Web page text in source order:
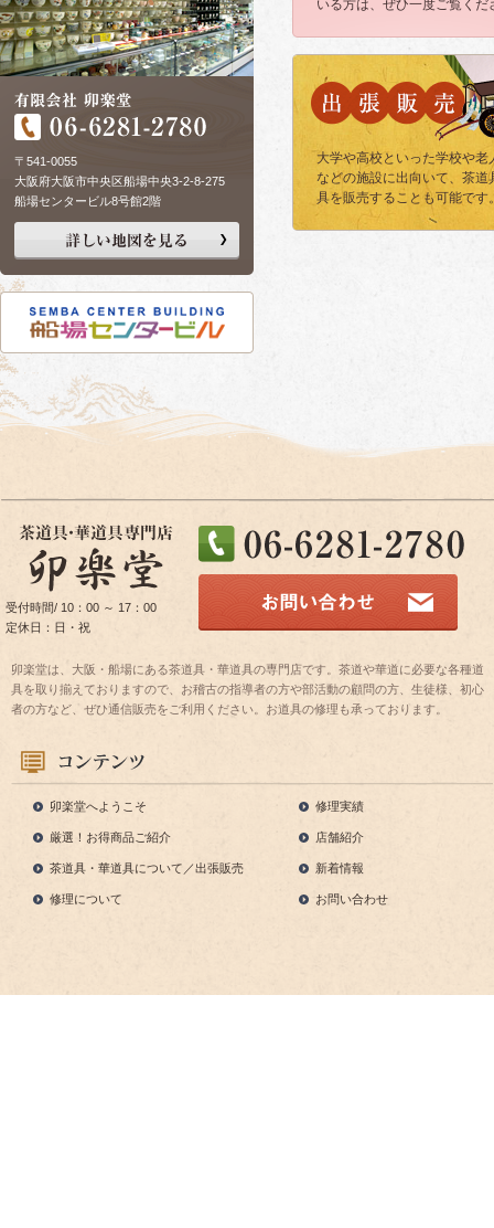
〒541-0055
大阪府大阪市中央区船場中央3-2-8-275
船場センタービル8号館2階
2020/04/21 新型コロ
2020/04/09 新型コロ
2019/11/21 当店は「
2018/12/28 年末年始
2018/10/17 秋の超
2018/10/02 10月7日
2018/09/29
2018/09/27
いる方は、ぜひ一度ご覧くだ
大学や高校といった学校や老
などの施設に出向いて、茶道
具を販売することも可能です
受付時間/ 10：00 ～ 17：00
定休日：日・祝
卯楽堂は、大阪・船場にある茶道具・華道具の専門店です。茶道や華道に必要な各種道
具を取り揃えておりますので、お稽古の指導者の方や部活動の顧問の方、生徒様、初心
者の方など、ぜひ通信販売をご利用ください。お道具の修理も承っております。
卯楽堂へようこそ
厳選！お得商品ご紹介
茶道具・華道具について／出張販売
修理について
修理実績
店舗紹介
新着情報
お問い合わせ